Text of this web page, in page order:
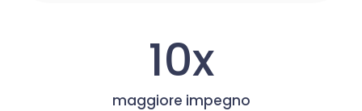
10x
maggiore impegno